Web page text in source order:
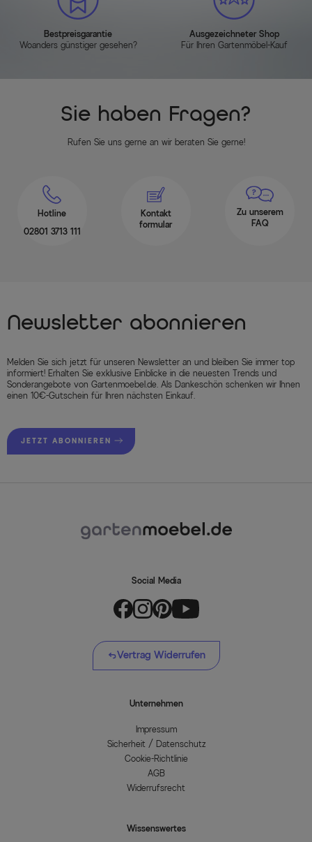
Bestpreisgarantie
Woanders günstiger gesehen?
Ausgezeichneter Shop
Für Ihren Gartenmöbel-Kauf
Sie haben Fragen?
Rufen Sie uns gerne an wir beraten Sie gerne!
Hotline
02801 3713 111
Kontakt
formular
Zu unserem
FAQ
Newsletter abonnieren
Melden Sie sich jetzt für unseren Newsletter an und bleiben Sie immer top
informiert! Erhalten Sie exklusive Einblicke in die neuesten Trends und
Sonderangebote von Gartenmoebel.de. Als Dankeschön schenken wir Ihnen
einen 10€-Gutschein für Ihren nächsten Einkauf.
JETZT ABONNIEREN
Social Media
Vertrag Widerrufen
Unternehmen
Impressum
Sicherheit / Datenschutz
Cookie-Richtlinie
AGB
Widerrufsrecht
Wissenswertes